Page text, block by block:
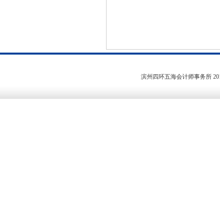
滨州四环五海会计师事务所